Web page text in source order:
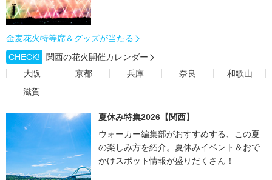
金麦花火特等席＆グッズが当たる
CHECK!
関西の花火開催カレンダー
大阪
京都 兵庫 奈良
和歌山
滋賀
夏休み特集2026【関西】
ウォーカー編集部がおすすめする、この夏
の楽しみ方を紹介。夏休みイベント＆おで
かけスポット情報が盛りだくさん！